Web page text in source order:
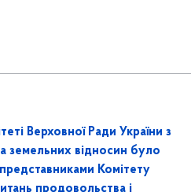
Верховної Ради України з
земельних відносин було
Комітету
продовольства і